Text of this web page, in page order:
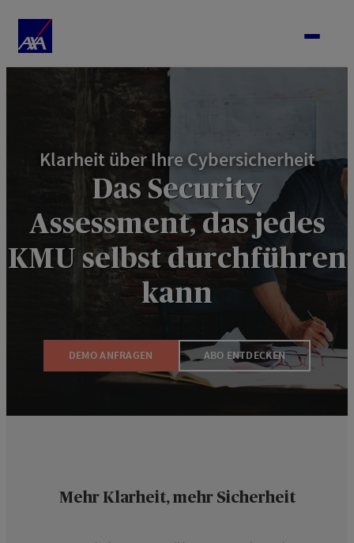
Klarheit über Ihre Cybersicherheit
Das Security
Assessment, das jedes
KMU selbst durchführen
kann
DEMO ANFRAGEN ABO ENTDECKEN
Mehr Klarheit, mehr Sicherheit